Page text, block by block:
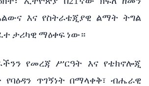
እና የስትራቴጂያዊ ልማት ትግል
ታሪካዊ ማዕቀፍ ነው።
የመረጃ ሥርዓት እና የቴክኖሎጂ
የባዕዳን ጥገኝነት በማላቀቅ፣ ብሔራዊ